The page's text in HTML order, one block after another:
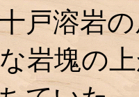
戸溶岩
岩塊の